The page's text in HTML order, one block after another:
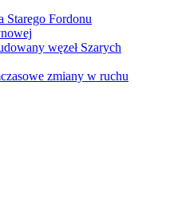
Starego Fordonu
węzeł Szarych
zmiany w ruchu